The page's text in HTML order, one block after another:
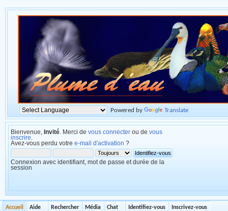
Powered by Translate
Bienvenue, Invité . Merci de vous connecter ou de vous
inscrire
Avez-vous perdu votre e-mail d'activation ?
Connexion avec identifiant, mot de passe et durée de la
session
Accueil Aide Rechercher Média Chat Identifiez-vous Inscrivez-vous